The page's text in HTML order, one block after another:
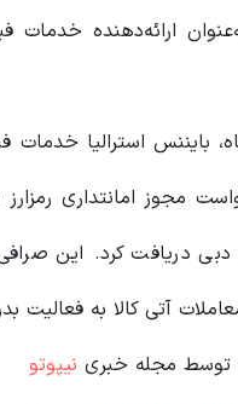
بایننس استرالیا خدمات
مجوز امانتداری
دبی دریافت کرد. این
آتی کالا به
توسط مجله خبری نیپوتو